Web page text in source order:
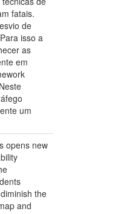
fatais.
de
isso a
as
em
um
opens new
the
and